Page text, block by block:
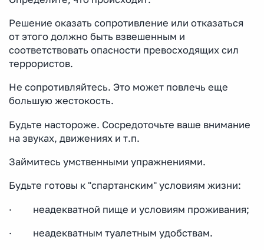
Решение оказать сопротивление или отказаться
от этого должно быть взвешенным и
соответствовать опасности превосходящих сил
террористов.
Не сопротивляйтесь. Это может повлечь еще
большую жестокость.
Будьте настороже. Сосредоточьте ваше внимание
на звуках, движениях и т.п.
Займитесь умственными упражнениями.
Будьте готовы к "спартанским" условиям жизни:
· неадекватной пище и условиям проживания;
· неадекватным туалетным удобствам.